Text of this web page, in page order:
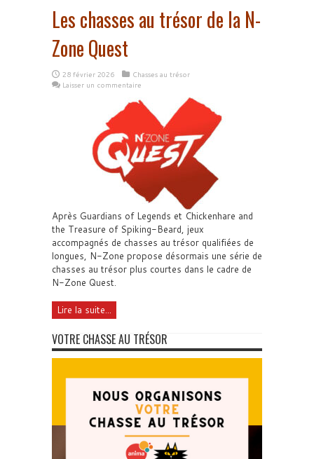
Les chasses au trésor de la N-
Zone Quest
28 février 2026
Chasses au trésor
Laisser un commentaire
Après Guardians of Legends et Chickenhare and
the Treasure of Spiking-Beard, jeux
accompagnés de chasses au trésor qualifiées de
longues, N-Zone propose désormais une série de
chasses au trésor plus courtes dans le cadre de
N-Zone Quest.
Lire la suite...
VOTRE CHASSE AU TRÉSOR